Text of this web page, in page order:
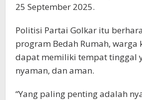
25 September 2025.
Politisi Partai Golkar itu
program Bedah Rumah, warga
dapat memiliki tempat tinggal
nyaman, dan aman.
“Yang paling penting adalah